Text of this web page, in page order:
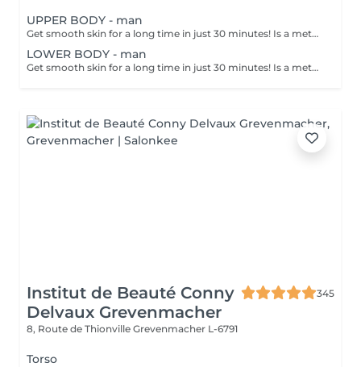
UPPER BODY - man
Get smooth skin for a long time in just 30 minutes! Is a method of hair removal when your hair is pulled out with warm wax with the hair follicle. How is wax epilation done? - preparation is performed - wax is applied - depilation is performed - wax residue is removed Age restrictions: recommended to do from 14 years. Post procedure recommendations: do not take hot bath, do not visit sauna, do not swim in the pool for 12 hours after the procedure - it can cause irritation. Frequency: once in 4 weeks.
LOWER BODY - man
Get smooth skin for a long time in just 30 minutes! Is a method of hair removal when your hair is pulled out with warm wax with the hair follicle. How is wax epilation done? - preparation is performed - wax is applied - depilation is performed - wax residue is removed Age restrictions: recommended to do from 14 years. Post procedure recommendations: do not take hot bath, do not visit sauna, do not swim in the pool for 12 hours after the procedure - it can cause irritation. Frequency: once in 4 weeks.
Institut de Beauté Conny
Delvaux Grevenmacher
345
8, Route de Thionville Grevenmacher L-6791
Torso